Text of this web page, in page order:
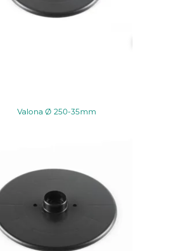
Valona Ø 250-35mm